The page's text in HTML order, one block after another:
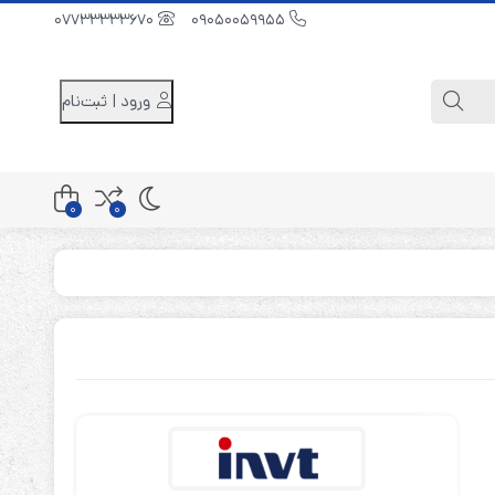
ورود | ثبت‌نام
کابینت باتری 48 ولت
0
0